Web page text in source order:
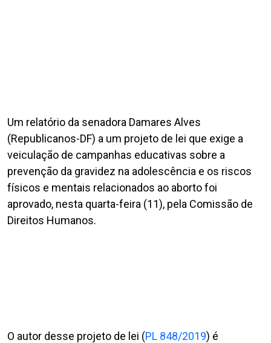
Um relatório da senadora Damares Alves
(Republicanos-DF) a um projeto de lei que exige a
veiculação de campanhas educativas sobre a
prevenção da gravidez na adolescência e os riscos
físicos e mentais relacionados ao aborto foi
aprovado, nesta quarta-feira (11), pela Comissão de
Direitos Humanos.
O autor desse projeto de lei (PL 848/2019) é